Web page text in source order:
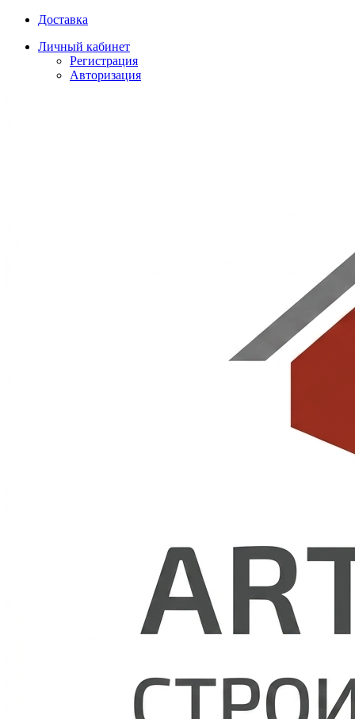
Доставка
Личный кабинет
Регистрация
Авторизация